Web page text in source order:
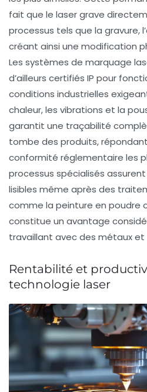
fait que le laser grave
processus tels que la gravure,
créant ainsi une modification
Les systèmes de marquage
d’ailleurs certifiés IP pour
conditions industrielles
chaleur, les vibrations et la
garantit une traçabilité
tombe des produits,
conformité réglementaire les
processus spécialisés
lisibles même après des
comme la peinture en poudre
constitue un avantage
travaillant avec des métaux et
Rentabilité et
technologie laser